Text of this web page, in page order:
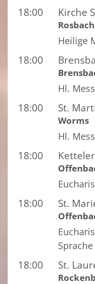
18:00 Kirche
Rosbach
Heilige
18:00
Hl.
18:00 St.
Worms
Hl.
18:00
18:00 St.
Sprache
18:00 St.